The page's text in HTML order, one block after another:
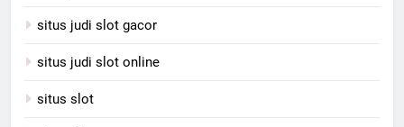
situs judi slot gacor
situs judi slot online
situs slot